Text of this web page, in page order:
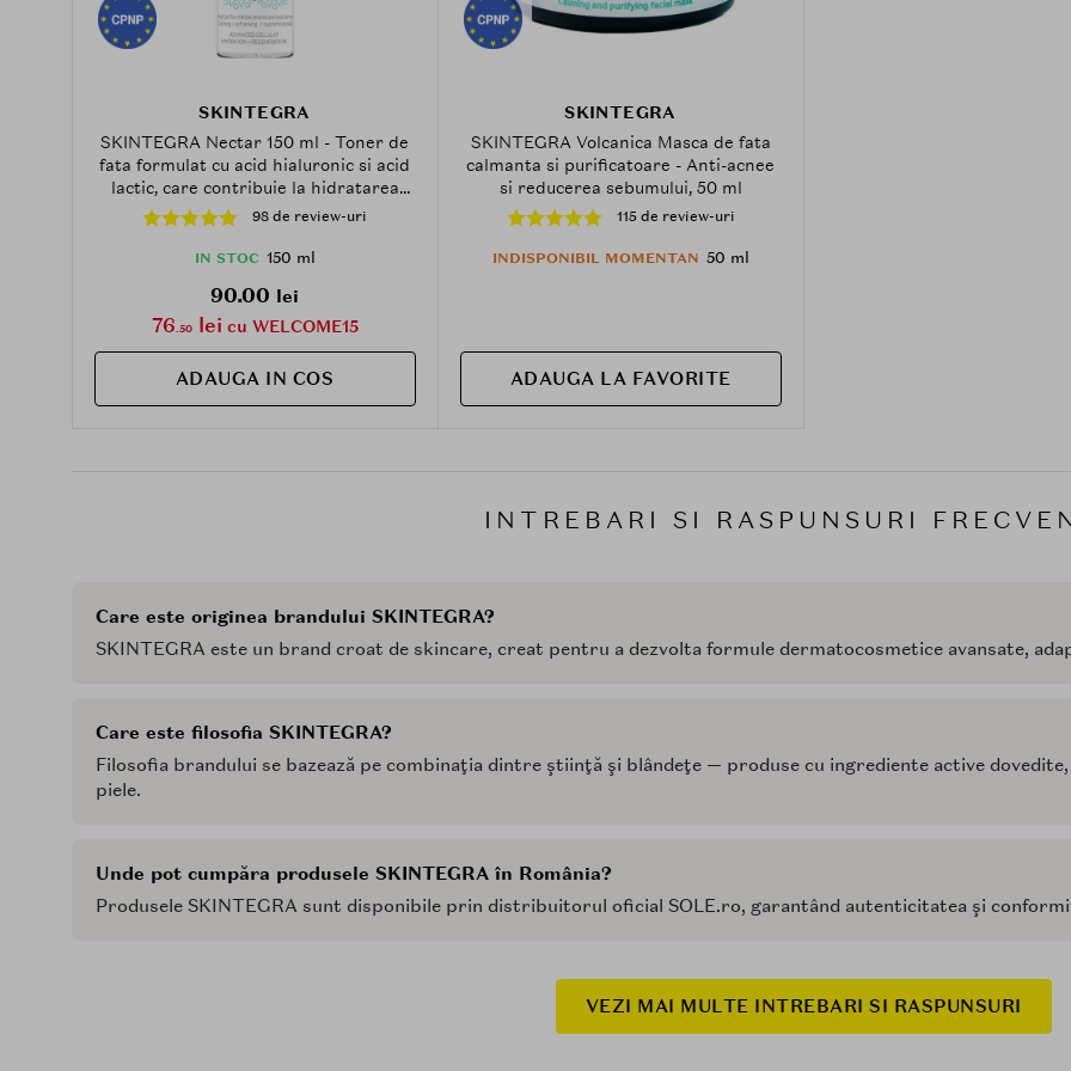
SKINTEGRA
SKINTEGRA Nectar 150 ml - Toner de
fata formulat cu acid hialuronic si acid
lactic, care contribuie la hidratarea
pielii si la mentinerea echilibrului dupa
curatare
98 de review-uri
IN STOC 150 ml
90.00 lei
76.50lei cu WELCOME15
ADAUGA IN COS
SKINTEGRA
SKINTEGRA Volcanica Masca de fata
calmanta si purificatoare - Anti-acnee
si reducerea sebumului, 50 ml
115 de review-uri
INDISPONIBIL MOMENTAN 50 ml
ADAUGA LA FAVORITE
INTREBARI SI RASPUNSURI
Care este originea brandului SKINTEGRA?
SKINTEGRA este un brand croat de skincare, creat pentru a dezvolta formule dermatocosmetice avansate,
Care este filosofia SKINTEGRA?
Filosofia brandului se bazează pe combinaţia dintre ştiinţă şi blândeţe — produse cu ingrediente active
piele.
Unde pot cumpăra produsele SKINTEGRA în România?
Produsele SKINTEGRA sunt disponibile prin distribuitorul oficial SOLE.ro, garantând autenticitatea şi
VEZI MAI MULTE INTREBARI SI RASPUNSURI